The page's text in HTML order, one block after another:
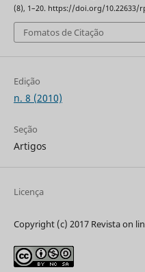
(8), 1–20. https://doi.org/10.22633/
Fomatos de Citação
Edição
n. 8 (2010)
Seção
Artigos
Licença
Copyright (c) 2017 Revista on